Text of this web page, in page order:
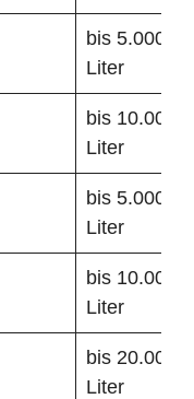
bis 5.000
Liter
bis 10.000
Liter
bis 5.000
Liter
bis 10.000
Liter
bis 20.000
Liter